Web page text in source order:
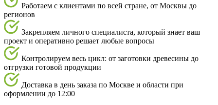
Работаем с клиентами по всей стране, от Москвы до
регионов
Закрепляем личного специалиста, который знает ваш
проект и оперативно решает любые вопросы
Контролируем весь цикл: от заготовки древесины до
отгрузки готовой продукции
Доставка в день заказа по Москве и области при
оформлении до 12:00